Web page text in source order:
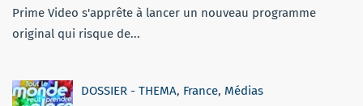
Prime Video s'apprête à lancer un nouveau programme
original qui risque de...
DOSSIER - THEMA, France, Médias